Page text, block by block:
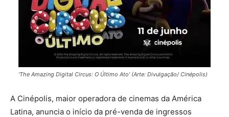
‘The Amazing Digital Circus: O Último Ato’ (Arte: Divulgação/ Cinépolis)
A Cinépolis, maior operadora de cinemas da América
Latina, anuncia o início da pré-venda de ingressos